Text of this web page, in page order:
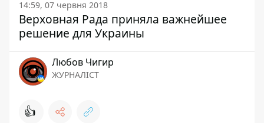
14:59, 07 червня 2018
Верховная Рада приняла важнейшее
решение для Украины
Любов Чигир
ЖУРНАЛІСТ
👍